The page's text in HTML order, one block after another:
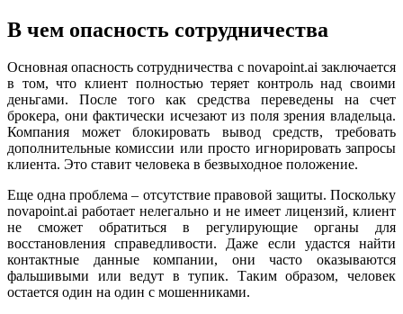
В чем опасность сотрудничества
Основная опасность сотрудничества с novapoint.ai заключается
в том, что клиент полностью теряет контроль над своими
деньгами. После того как средства переведены на счет
брокера, они фактически исчезают из поля зрения владельца.
Компания может блокировать вывод средств, требовать
дополнительные комиссии или просто игнорировать запросы
клиента. Это ставит человека в безвыходное положение.
Еще одна проблема – отсутствие правовой защиты. Поскольку
novapoint.ai работает нелегально и не имеет лицензий, клиент
не сможет обратиться в регулирующие органы для
восстановления справедливости. Даже если удастся найти
контактные данные компании, они часто оказываются
фальшивыми или ведут в тупик. Таким образом, человек
остается один на один с мошенниками.